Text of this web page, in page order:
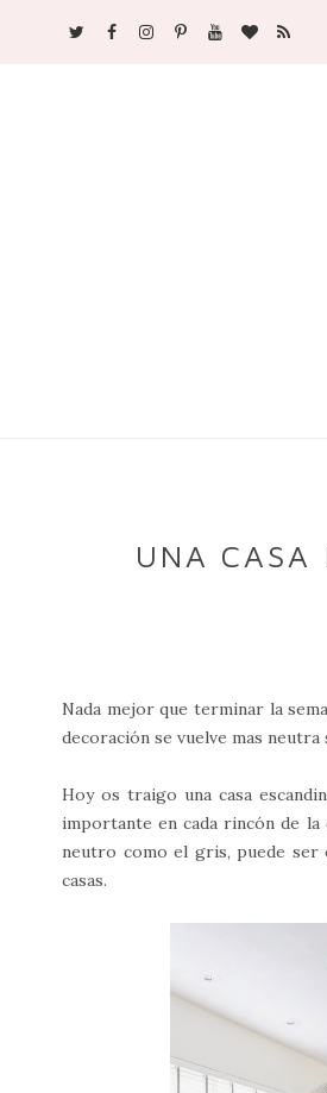
UNA CASA
Nada mejor que terminar la
decoración se vuelve mas
Hoy os traigo una casa
importante en cada rincón de la
neutro como el gris, puede ser
casas.